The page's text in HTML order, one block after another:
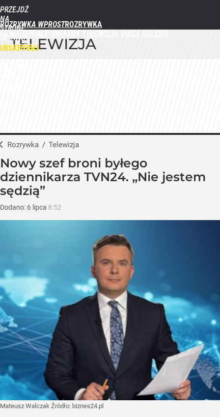
PRZEJDŹ
NA
STRONĘ
GŁÓWNĄ
WPROST.PL
ROZRYWKA WPROST
TELEWIZJA
Rozrywka / Telewizja
Nowy szef broni byłego
dziennikarza TVN24. „Nie jestem
sędzią”
Dodano: 6 lipca 8:52
Mateusz Walczak Źródło: biznes24.pl